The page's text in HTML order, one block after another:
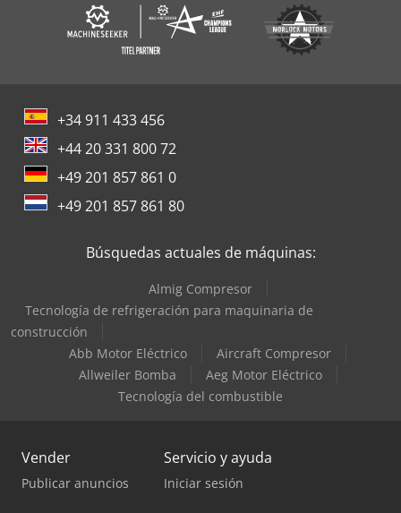
+34 911 433 456
+44 20 331 800 72
+49 201 857 861 0
+49 201 857 861 80
Búsquedas actuales de máquinas:
Almig Compresor
Tecnología de refrigeración para maquinaria de
construcción
Abb Motor Eléctrico
Aircraft Compresor
Allweiler Bomba
Aeg Motor Eléctrico
Tecnología del combustible
Vender
Publicar anuncios
Servicio y ayuda
Iniciar sesión